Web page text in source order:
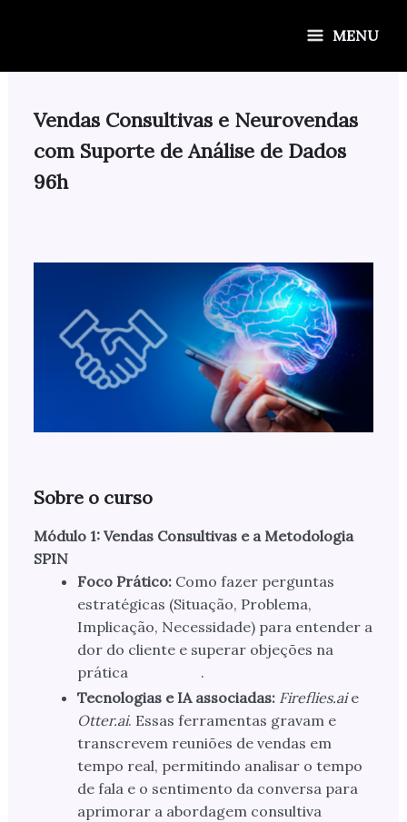
MENU
Vendas Consultivas e Neurovendas
com Suporte de Análise de Dados
96h
Sobre o curso
Módulo 1: Vendas Consultivas e a Metodologia
SPIN
Foco Prático:Como fazer perguntas
estratégicas (Situação, Problema,
Implicação, Necessidade) para entender a
dor do cliente e superar objeções na
prática
.
Tecnologias e IA associadas: Fireflies.aie
Otter.ai. Essas ferramentas gravam e
transcrevem reuniões de vendas em
tempo real, permitindo analisar o tempo
de fala e o sentimento da conversa para
aprimorar a abordagem consultiva